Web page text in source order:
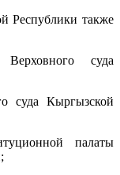
Республики также
суда
суда Кыргызской
палаты